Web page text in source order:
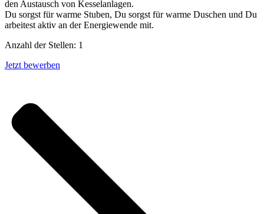
den Austausch von Kesselanlagen.
Du sorgst für warme Stuben, Du sorgst für warme Duschen und Du
arbeitest aktiv an der Energiewende mit.
Anzahl der Stellen: 1
Jetzt bewerben